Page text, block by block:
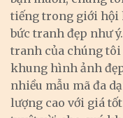
tiếng trong giới hội
bức tranh đẹp như
tranh của chúng
khung hình ảnh
nhiều mẫu mã đa
lượng cao với giá